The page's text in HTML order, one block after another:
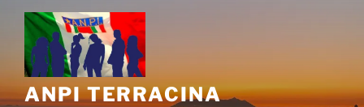
Salta
contenuto
ANPI TERRACINA